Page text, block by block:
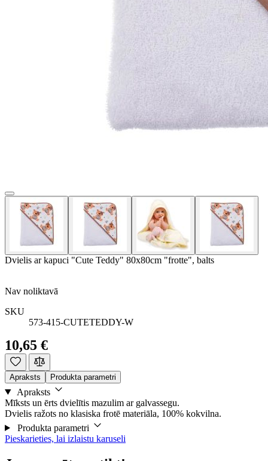
Dvielis ar kapuci "Cute Teddy" 80x80cm "frotte", balts
Nav noliktavā
SKU
573-415-CUTETEDDY-W
10,65 €
Apraksts Produkta parametri
Apraksts
Mīksts un ērts dvielītis mazulim ar galvassegu.
Dvielis ražots no klasiska frotē materiāla, 100% kokvilna.
Produkta parametri
Pieskarieties, lai izlaistu karuseli